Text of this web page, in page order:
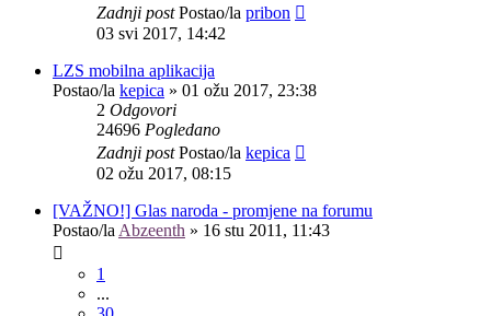
Zadnji postPostao/la pribon
03 svi 2017, 14:42
LZS mobilna aplikacija
Postao/la kepica » 01 ožu 2017, 23:38
2 Odgovori
24696 Pogledano
Zadnji postPostao/la kepica
02 ožu 2017, 08:15
[VAŽNO!] Glas naroda - promjene na forumu
Postao/la Abzeenth » 16 stu 2011, 11:43
1
...